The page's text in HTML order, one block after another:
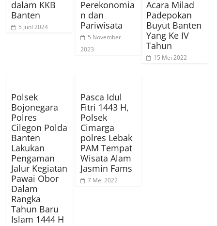
dalam KKB
Banten
5 Juni 2024
Perekonomia
n dan
Pariwisata
5 November
2023
Acara Milad
Padepokan
Buyut Banten
Yang Ke IV
Tahun
15 Mei 2022
Polsek
Bojonegara
Polres
Cilegon Polda
Banten
Lakukan
Pengaman
Jalur Kegiatan
Pawai Obor
Dalam
Rangka
Tahun Baru
Islam 1444 H
Pasca Idul
Fitri 1443 H,
Polsek
Cimarga
polres Lebak
PAM Tempat
Wisata Alam
Jasmin Fams
7 Mei 2022